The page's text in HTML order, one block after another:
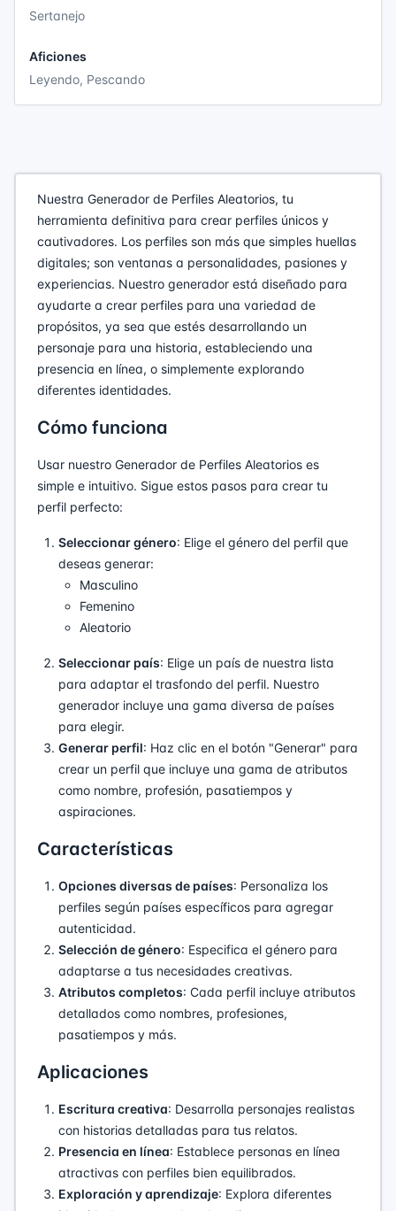
Sertanejo
Aficiones
Leyendo, Pescando
Nuestra Generador de Perfiles Aleatorios, tu
herramienta definitiva para crear perfiles únicos y
cautivadores. Los perfiles son más que simples huellas
digitales; son ventanas a personalidades, pasiones y
experiencias. Nuestro generador está diseñado para
ayudarte a crear perfiles para una variedad de
propósitos, ya sea que estés desarrollando un
personaje para una historia, estableciendo una
presencia en línea, o simplemente explorando
diferentes identidades.
Cómo funciona
Usar nuestro Generador de Perfiles Aleatorios es
simple e intuitivo. Sigue estos pasos para crear tu
perfil perfecto:
Seleccionar género: Elige el género del perfil que
deseas generar:
Masculino
Femenino
Aleatorio
Seleccionar país: Elige un país de nuestra lista
para adaptar el trasfondo del perfil. Nuestro
generador incluye una gama diversa de países
para elegir.
Generar perfil: Haz clic en el botón "Generar" para
crear un perfil que incluye una gama de atributos
como nombre, profesión, pasatiempos y
aspiraciones.
Características
Opciones diversas de países: Personaliza los
perfiles según países específicos para agregar
autenticidad.
Selección de género: Especifica el género para
adaptarse a tus necesidades creativas.
Atributos completos: Cada perfil incluye atributos
detallados como nombres, profesiones,
pasatiempos y más.
Aplicaciones
Escritura creativa: Desarrolla personajes realistas
con historias detalladas para tus relatos.
Presencia en línea: Establece personas en línea
atractivas con perfiles bien equilibrados.
Exploración y aprendizaje: Explora diferentes